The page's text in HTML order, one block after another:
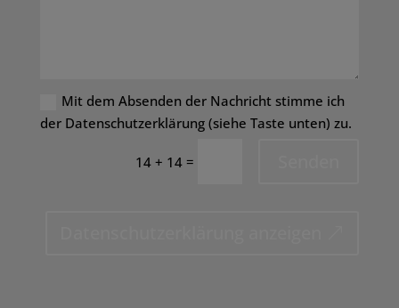
Mit dem Absenden der Nachricht stimme ich
der Datenschutzerklärung (siehe Taste unten) zu.
14 + 14 =